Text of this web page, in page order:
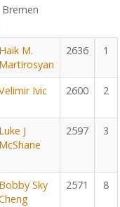
Bremen
Haik M.
Martirosyan
2636 1
Ivic 2600 2
Luke J
McShane
2597 3
Bobby Sky
2571 8